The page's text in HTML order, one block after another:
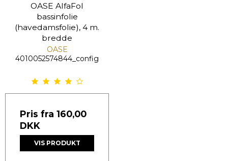
OASE AlfaFol
bassinfolie
(havedamsfolie), 4 m.
bredde
OASE
4010052574844_config
Pris fra 160,00
DKK
VIS PRODUKT